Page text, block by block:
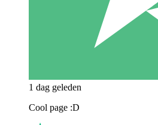
1 dag geleden
Cool page :D